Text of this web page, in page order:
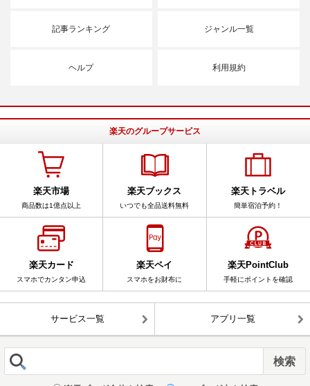
記事ランキング ジャンル一覧
ヘルプ 利用規約
楽天のグループサービス
楽天市場
商品数は1億点以上
楽天ブックス
いつでも全品送料無料
楽天トラベル
簡単宿泊予約！
楽天カード
スマホでカンタン申込
楽天ペイ
スマホをお財布に
楽天PointClub
手軽にポイントを確認
サービス一覧 アプリ一覧